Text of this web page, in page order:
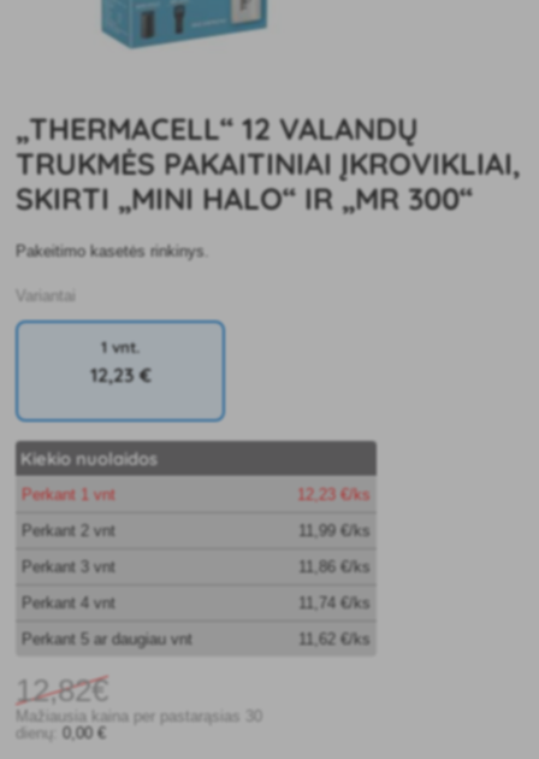
„THERMACELL“ 12 VALANDŲ
TRUKMĖS PAKAITINIAI ĮKROVIKLIAI,
SKIRTI „MINI HALO“ IR „MR 300“
Pakeitimo kasetės rinkinys.
Variantai
1 vnt.
12,23 €
Kiekio nuolaidos
Perkant 1 vnt 12 ,23 €/ks
Perkant 2 vnt
11
,99 €/ks
Perkant 3 vnt
11
,86 €/ks
Perkant 4 vnt
11
,74 €/ks
Perkant 5 ar daugiau vnt
11 ,62 €/ks
12,82€
Mažiausia kaina per pastarąsias 30
dienų:
0,00 €